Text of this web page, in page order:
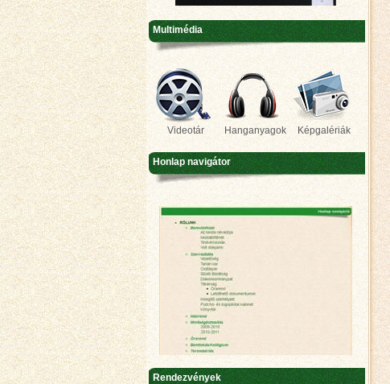
Multimédia
Videotár Hanganyagok Képgalériák
Honlap navigátor
Rendezvények